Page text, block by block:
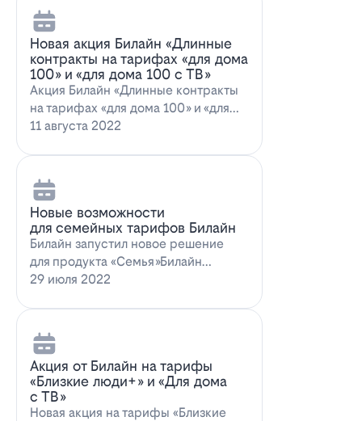
Новая акция Билайн «Длинные
контракты на тарифах «для дома
100» и «для дома 100 с ТВ»
Акция Билайн «Длинные контракты
на тарифах «для дома 100» и «для
дома 100 с…
11 августа 2022
Новые возможности
для семейных тарифов Билайн
Билайн запустил новое решение
для продукта «Семья»Билайн
объявил о запуске новых возможн…
29 июля 2022
Акция от Билайн на тарифы
«Близкие люди+» и «Для дома
с ТВ»
Новая акция на тарифы «Близкие